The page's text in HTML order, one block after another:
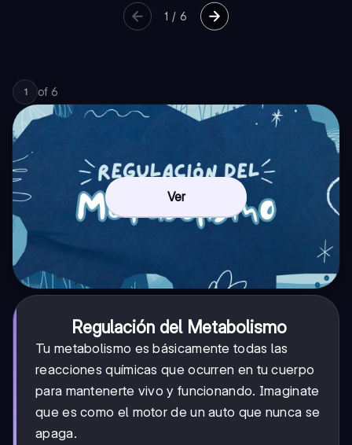
1 /6
1 of 6
Ver
Regulación del Metabolismo
Tu metabolismo es básicamente todas las
reacciones químicas que ocurren en tu cuerpo
para mantenerte vivo y funcionando. Imaginate
que es como el motor de un auto que nunca se
apaga.